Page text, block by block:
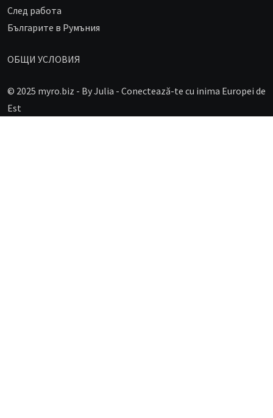
След работа
Българите в Румъния
ОБЩИ УСЛОВИЯ
© 2025 myro.biz - By Julia - Conectează-te cu inima Europei de
Est